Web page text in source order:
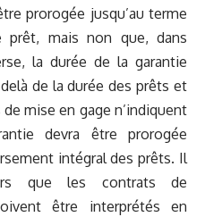
prorogée jusqu’au terme
prêt, mais non que, dans
la durée de la garantie
de la durée des prêts et
mise en gage n’indiquent
devra être prorogée
intégral des prêts. Il
que les contrats de
être interprétés en